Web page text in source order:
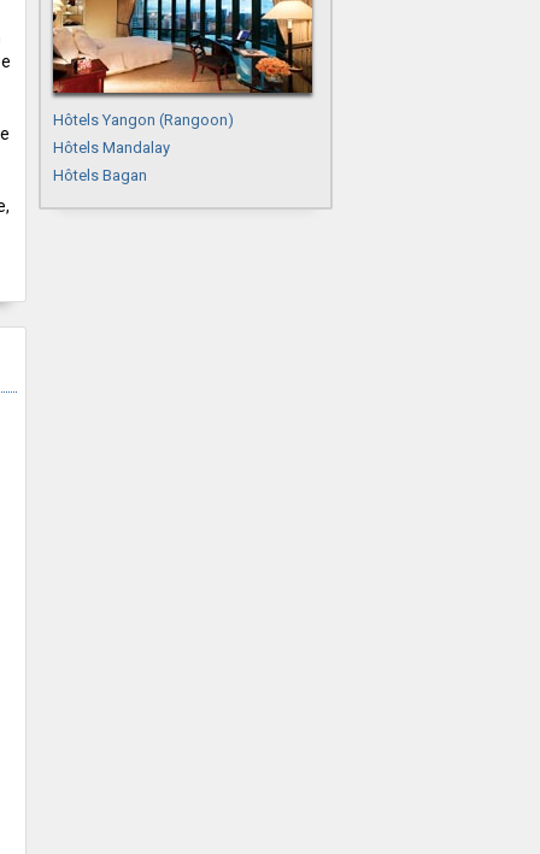
Hôtels Yangon (Rangoon)
Hôtels Mandalay
Hôtels Bagan